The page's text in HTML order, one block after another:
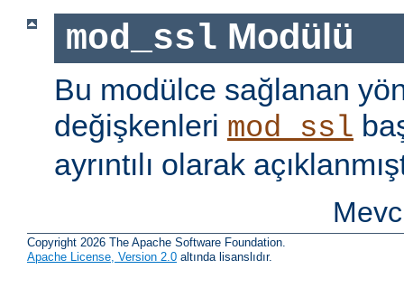
mod_ssl Modülü
Bu modülce sağlanan
değişkenleri mod_ssl
ayrıntılı olarak
Copyright 2026 The Apache Software Foundation.
Apache License, Version 2.0 altında lisanslıdır.